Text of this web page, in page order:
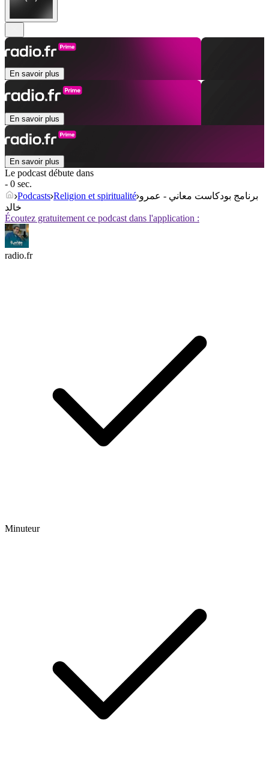
En savoir plus
En savoir plus
En savoir plus
Le podcast débute dans
- 0 sec.
Podcasts Religion et spiritualité برنامج بودكاست معاني - عمرو
خالد
Écoutez gratuitement ce podcast dans l'application :
radio.fr
Minuteur